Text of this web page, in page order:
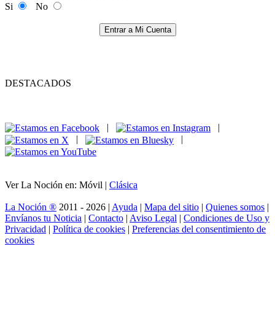
Si
No
Entrar a Mi Cuenta
DESTACADOS
|
|
|
|
Ver La Noción en: Móvil | Clásica
La Noción ® 2011 - 2026 | Ayuda | Mapa del sitio | Quienes somos |
Envíanos tu Noticia | Contacto | Aviso Legal | Condiciones de Uso y
Privacidad | Política de cookies | Preferencias del consentimiento de
cookies